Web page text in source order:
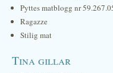
Pyttes matblogg nr
Ragazze
Stilig mat
Tina gillar